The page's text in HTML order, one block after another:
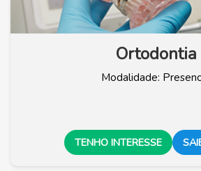
Ortodontia
Modalidade:
TENHO INTERESSE